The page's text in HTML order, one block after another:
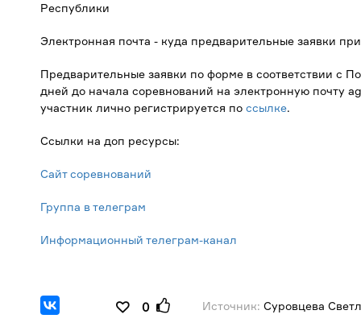
Республики
Электронная почта - куда предварительные заявки
Предварительные заявки по форме в соответствии с
дней до начала соревнований на электронную почту
участник лично регистрируется по ссылке.
Ссылки на доп ресурсы:
Сайт соревнований
Группа в телеграм
Информационный телеграм-канал
0 Источник: Суровцева